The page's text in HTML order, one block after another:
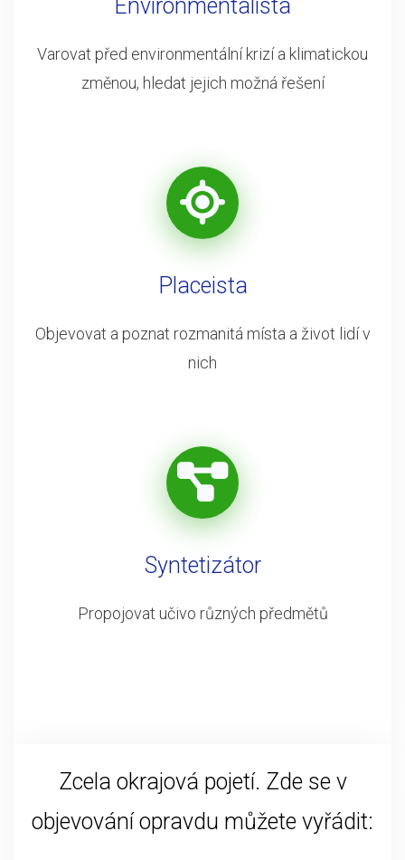
Environmentalista
Varovat před environmentální krizí a klimatickou
změnou, hledat jejich možná řešení
Placeista
Objevovat a poznat rozmanitá místa a život lidí v
nich
Syntetizátor
Propojovat učivo různých předmětů
Zcela okrajová pojetí. Zde se v
objevování opravdu můžete vyřádit: